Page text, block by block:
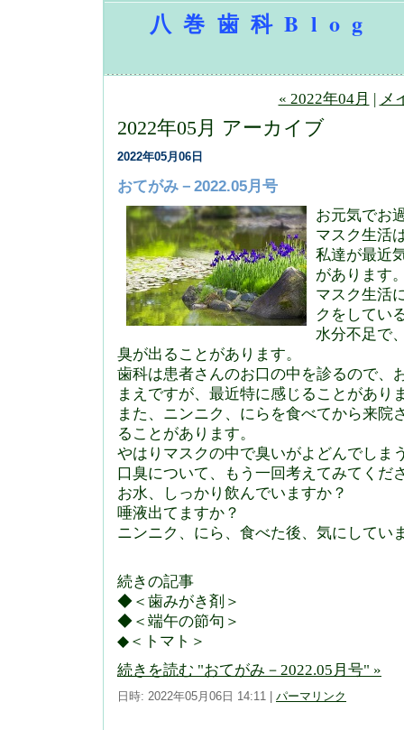
八巻歯科Blog
« 2022年04月 | メ
2022年05月 アーカイブ
2022年05月06日
おてがみ－2022.05月号
お元気でお
マスク生活
私達が最近
があります
マスク生活
クをしてい
水分不足で
臭が出ることがあります。
歯科は患者さんのお口の中を診るので、
まえですが、最近特に感じることがあり
また、ニンニク、にらを食べてから来院
ることがあります。
やはりマスクの中で臭いがよどんでしま
口臭について、もう一回考えてみてくだ
お水、しっかり飲んでいますか？
唾液出てますか？
ニンニク、にら、食べた後、気にしてい
続きの記事
◆＜歯みがき剤＞
◆＜端午の節句＞
◆＜トマト＞
続きを読む "おてがみ－2022.05月号" »
日時: 2022年05月06日 14:11 パーマリンク